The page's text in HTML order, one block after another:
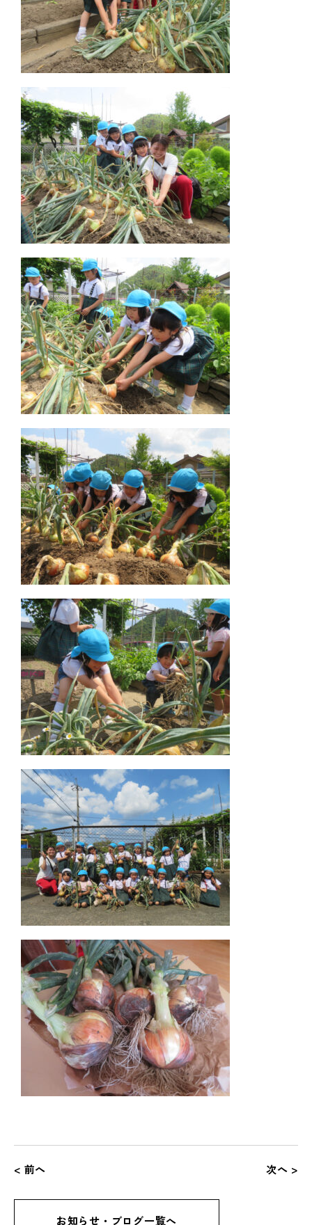
< 前へ 次へ >
お知らせ・ブログ一覧へ